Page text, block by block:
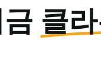
클